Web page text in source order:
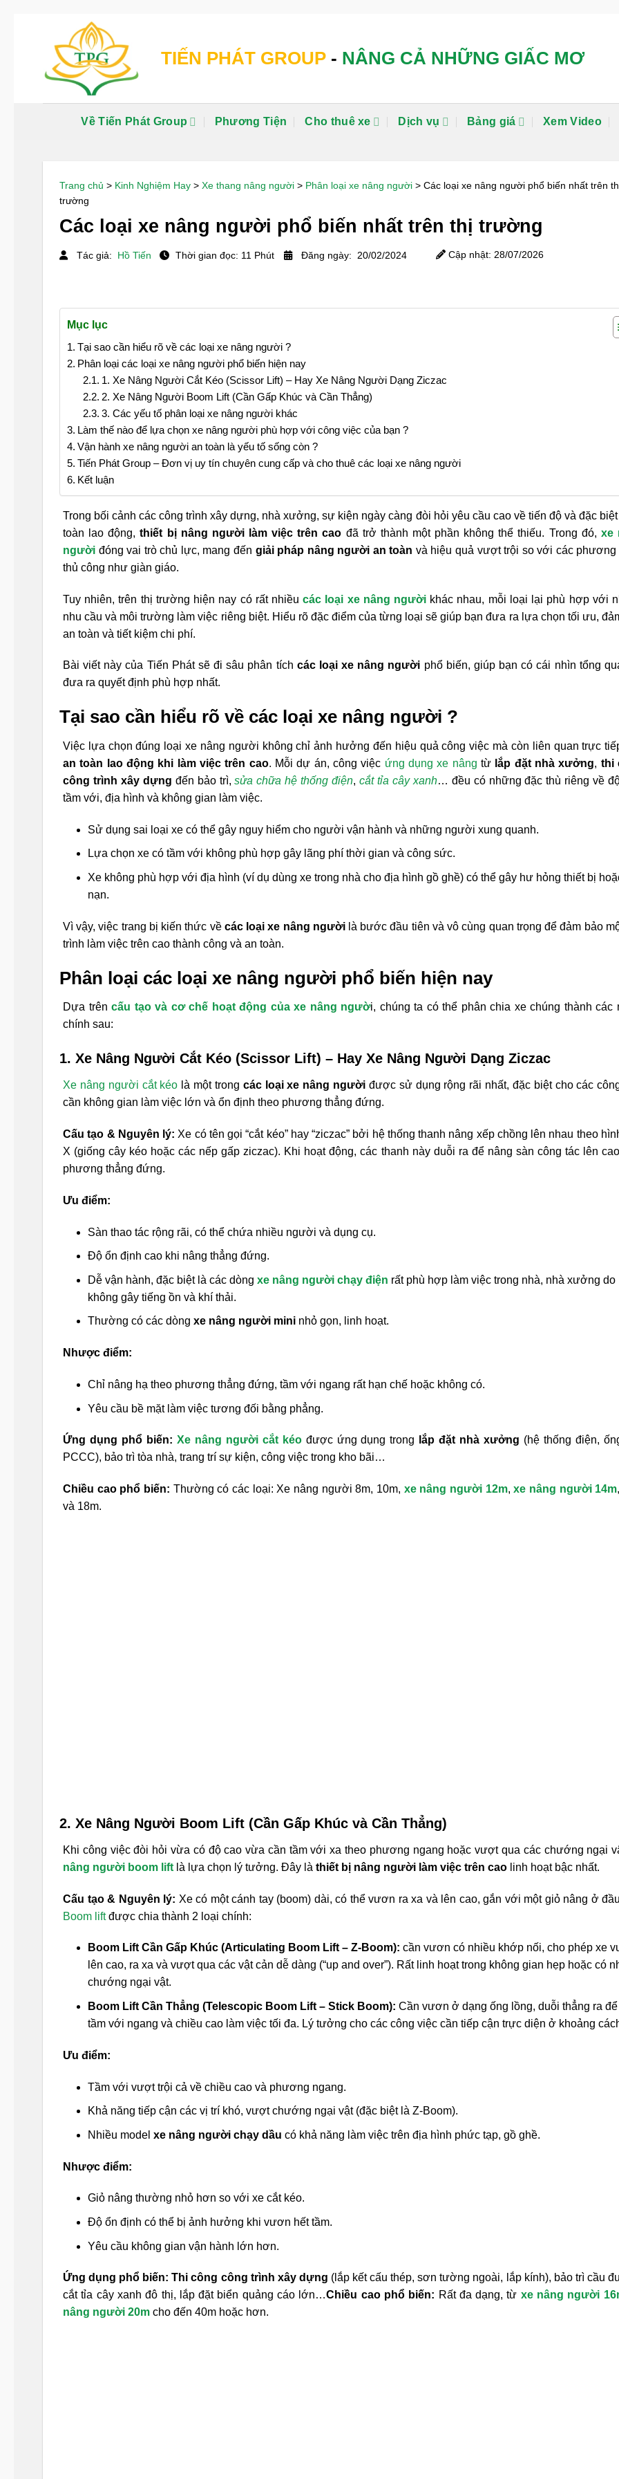
TIẾN PHÁT GROUP - NÂNG CẢ NHỮNG GIẤC MƠ
Về Tiến Phát Group Phương Tiện Cho thuê xe Dịch vụ Bảng giá Xem Video
Trang chủ > Kinh Nghiệm Hay > Xe thang nâng người > Phân loại xe nâng người > Các loại xe nâng người phổ biến nhất trên
trường
Các loại xe nâng người phổ biến nhất trên thị trường
Tác giả: Hồ Tiến Thời gian đọc: 11 Phút Đăng ngày: 20/02/2024 Cập nhật: 28/07/2026
Mục lục
Tại sao cần hiểu rõ về các loại xe nâng người ?
Phân loại các loại xe nâng người phổ biến hiện nay
1. Xe Nâng Người Cắt Kéo (Scissor Lift) – Hay Xe Nâng Người Dạng Ziczac
2. Xe Nâng Người Boom Lift (Cần Gấp Khúc và Cần Thẳng)
3. Các yếu tố phân loại xe nâng người khác
Làm thế nào để lựa chọn xe nâng người phù hợp với công việc của bạn ?
Vận hành xe nâng người an toàn là yếu tố sống còn ?
Tiến Phát Group – Đơn vị uy tín chuyên cung cấp và cho thuê các loại xe nâng người
Kết luận
Trong bối cảnh các công trình xây dựng, nhà xưởng, sự kiện ngày càng đòi hỏi yêu cầu cao về tiến độ và đặc
toàn lao động,thiết bị nâng người làm việc trên cao đã trở thành một phần không thể thiếu. Trong đó, xe
người đóng vai trò chủ lực, mang đến giải pháp nâng người an toàn và hiệu quả vượt trội so với các phương
thủ công như giàn giáo.
Tuy nhiên, trên thị trường hiện nay có rất nhiềucác loại xe nâng người khác nhau, mỗi loại lại phù hợp với
nhu cầu và môi trường làm việc riêng biệt. Hiểu rõ đặc điểm của từng loại sẽ giúp bạn đưa ra lựa chọn tối ưu,
an toàn và tiết kiệm chi phí.
Bài viết này của Tiến Phát sẽ đi sâu phân tích các loại xe nâng người phổ biến, giúp bạn có cái nhìn tổng
đưa ra quyết định phù hợp nhất.
Tại sao cần hiểu rõ về các loại xe nâng người ?
Việc lựa chọn đúng loại xe nâng người không chỉ ảnh hưởng đến hiệu quả công việc mà còn liên quan trực
an toàn lao động khi làm việc trên cao. Mỗi dự án, công việc ứng dụng xe nângtừ lắp đặt nhà xưởng, thi
công trình xây dựng đến bảo trì,sửa chữa hệ thống điện,cắt tỉa cây xanh… đều có những đặc thù riêng về
tầm với, địa hình và không gian làm việc.
Sử dụng sai loại xe có thể gây nguy hiểm cho người vận hành và những người xung quanh.
Lựa chọn xe có tầm với không phù hợp gây lãng phí thời gian và công sức.
Xe không phù hợp với địa hình (ví dụ dùng xe trong nhà cho địa hình gồ ghề) có thể gây hư hỏng thiết bị
nạn.
Vì vậy, việc trang bị kiến thức về các loại xe nâng ngườilà bước đầu tiên và vô cùng quan trọng để đảm bảo
trình làm việc trên cao thành công và an toàn.
Phân loại các loại xe nâng người phổ biến hiện nay
Dựa trêncấu tạo và cơ chế hoạt động của xe nâng người, chúng ta có thể phân chia xe chúng thành các
chính sau:
1. Xe Nâng Người Cắt Kéo (Scissor Lift) – Hay Xe Nâng Người Dạng Ziczac
Xe nâng người cắt kéo là một trong các loại xe nâng người được sử dụng rộng rãi nhất, đặc biệt cho các
cần không gian làm việc lớn và ổn định theo phương thẳng đứng.
Cấu tạo & Nguyên lý: Xe có tên gọi “cắt kéo” hay “ziczac” bởi hệ thống thanh nâng xếp chồng lên nhau theo
X (giống cây kéo hoặc các nếp gấp ziczac). Khi hoạt động, các thanh này duỗi ra để nâng sàn công tác lên
phương thẳng đứng.
Ưu điểm:
Sàn thao tác rộng rãi, có thể chứa nhiều người và dụng cụ.
Độ ổn định cao khi nâng thẳng đứng.
Dễ vận hành, đặc biệt là các dòng xe nâng người chạy điện rất phù hợp làm việc trong nhà, nhà xưởng do
không gây tiếng ồn và khí thải.
Thường có các dòng xe nâng người mininhỏ gọn, linh hoạt.
Nhược điểm:
Chỉ nâng hạ theo phương thẳng đứng, tầm với ngang rất hạn chế hoặc không có.
Yêu cầu bề mặt làm việc tương đối bằng phẳng.
Ứng dụng phổ biến: Xe nâng người cắt kéođược ứng dụng trong lắp đặt nhà xưởng (hệ thống điện,
PCCC), bảo trì tòa nhà, trang trí sự kiện, công việc trong kho bãi…
Chiều cao phổ biến: Thường có các loại: Xe nâng người 8m, 10m, xe nâng người 12m,xe nâng người 14m
và 18m.
2. Xe Nâng Người Boom Lift (Cần Gấp Khúc và Cần Thẳng)
Khi công việc đòi hỏi vừa có độ cao vừa cần tầm với xa theo phương ngang hoặc vượt qua các chướng ngại
nâng người boom lift là lựa chọn lý tưởng. Đây là thiết bị nâng người làm việc trên cao linh hoạt bậc nhất.
Cấu tạo & Nguyên lý: Xe có một cánh tay (boom) dài, có thể vươn ra xa và lên cao, gắn với một giỏ nâng ở
Boom liftđược chia thành 2 loại chính:
Boom Lift Cần Gấp Khúc (Articulating Boom Lift – Z-Boom): cần vươn có nhiều khớp nối, cho phép xe
lên cao, ra xa và vượt qua các vật cản dễ dàng (“up and over”). Rất linh hoạt trong không gian hẹp hoặc có
chướng ngại vật.
Boom Lift Cần Thẳng (Telescopic Boom Lift – Stick Boom): Cần vươn ở dạng ống lồng, duỗi thẳng ra để
tầm với ngang và chiều cao làm việc tối đa. Lý tưởng cho các công việc cần tiếp cận trực diện ở khoảng
Ưu điểm:
Tầm với vượt trội cả về chiều cao và phương ngang.
Khả năng tiếp cận các vị trí khó, vượt chướng ngại vật (đặc biệt là Z-Boom).
Nhiều model xe nâng người chạy dầu có khả năng làm việc trên địa hình phức tạp, gồ ghề.
Nhược điểm:
Giỏ nâng thường nhỏ hơn so với xe cắt kéo.
Độ ổn định có thể bị ảnh hưởng khi vươn hết tầm.
Yêu cầu không gian vận hành lớn hơn.
Ứng dụng phổ biến: Thi công công trình xây dựng (lắp kết cấu thép, sơn tường ngoài, lắp kính), bảo trì cầu
cắt tỉa cây xanh đô thị, lắp đặt biển quảng cáo lớn…Chiều cao phổ biến: Rất đa dạng, từ xe nâng người
nâng người 20m cho đến 40m hoặc hơn.